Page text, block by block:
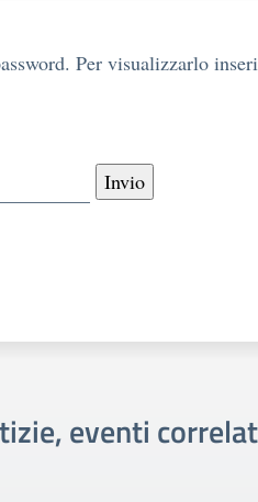
Per visualizzarlo
eventi